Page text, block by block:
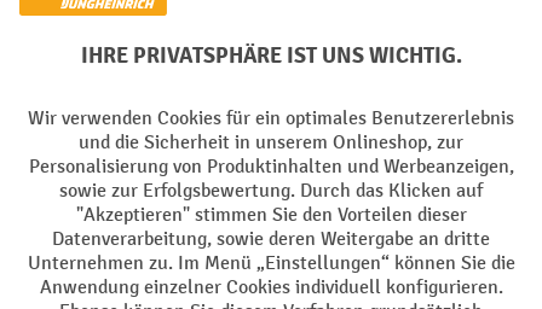
Soziale Netzwerke
Impressum Datenschutz
Barrierefreiheit Privacy Settings